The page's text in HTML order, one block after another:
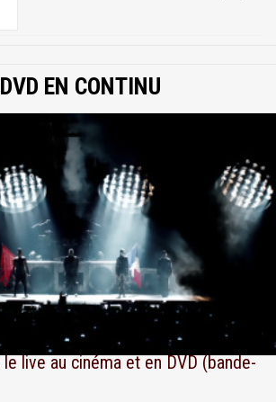
EN CONTINU
live au cinéma et en DVD (bande-